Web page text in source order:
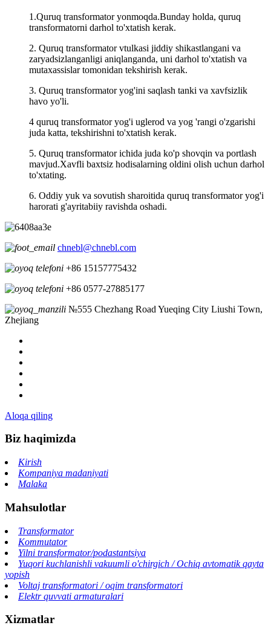
1.Quruq transformator yonmoqda.Bunday holda, quruq
transformatorni darhol to'xtatish kerak.
2. Quruq transformator vtulkasi jiddiy shikastlangani va
zaryadsizlanganligi aniqlanganda, uni darhol to'xtatish va
mutaxassislar tomonidan tekshirish kerak.
3. Quruq transformator yog'ini saqlash tanki va xavfsizlik
havo yo'li.
4 quruq transformator yog'i uglerod va yog 'rangi o'zgarishi
juda katta, tekshirishni to'xtatish kerak.
5. Quruq transformator ichida juda ko'p shovqin va portlash
mavjud.Xavfli baxtsiz hodisalarning oldini olish uchun darhol
to'xtating.
6. Oddiy yuk va sovutish sharoitida quruq transformator yog'i
harorati g'ayritabiiy ravishda oshadi.
chnebl@chnebl.com
+86 15157775432
+86 0577-27885177
№555 Chezhang Road Yueqing City Liushi Town,
Zhejiang
Aloqa qiling
Biz haqimizda
Kirish
Kompaniya madaniyati
Malaka
Mahsulotlar
Transformator
Kommutator
Yilni transformator/podastantsiya
Yuqori kuchlanishli vakuumli o'chirgich / Ochiq avtomatik qayta
yopish
Voltaj transformatori / oqim transformatori
Elektr quvvati armaturalari
Xizmatlar